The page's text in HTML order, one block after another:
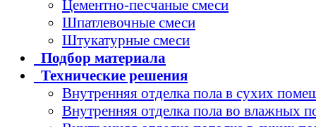
Цементно-песчаные смеси
Шпатлевочные смеси
Штукатурные смеси
Подбор материала
Технические решения
Внутренняя отделка пола в сухих
Внутренняя отделка пола во влажных